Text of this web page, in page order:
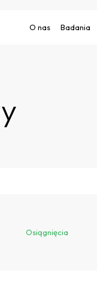
O nas Badania
Osiągnięcia